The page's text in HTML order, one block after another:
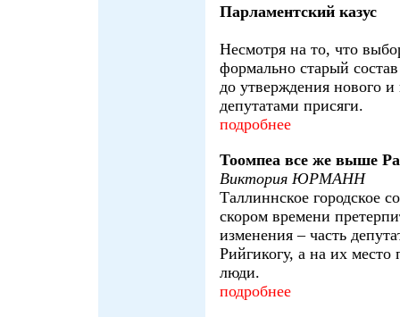
Парламентский казус
Несмотря на то, что
формально старый
до утверждения нового
депутатами присяги.
подробнее
Тоомпеа все же выше
Виктория ЮРМАНН
Таллиннское городское
скором времени
изменения – часть
Рийгикогу, а на их место
люди.
подробнее